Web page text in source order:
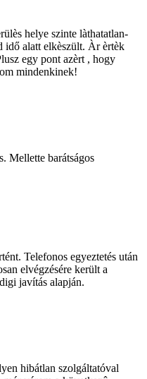
helye szinte làthatatlan-
idő alatt elkèszült. Àr èrtèk
egy pont azèrt , hogy
mindenkinek!
Mellette barátságos
Telefonos egyeztetés után
elvégzésére került a
javítás alapján.
hibátlan szolgáltatóval